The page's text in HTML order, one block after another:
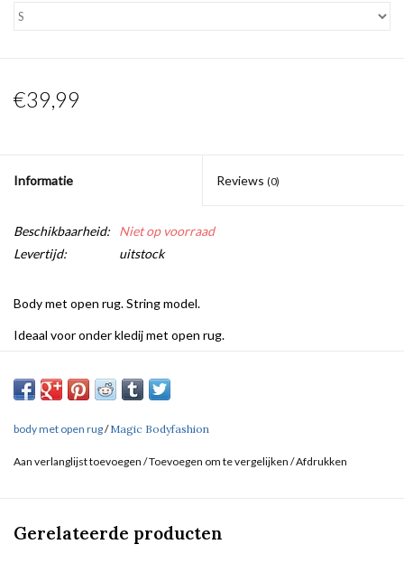
€39,99
Informatie Reviews (0)
Beschikbaarheid:
Niet op voorraad
Levertijd:
uitstock
Body met open rug. String model.
Ideaal voor onder kledij met open rug.
body met open rug/Magic Bodyfashion
Aan verlanglijst toevoegen /Toevoegen om te vergelijken /Afdrukken
Gerelateerde producten